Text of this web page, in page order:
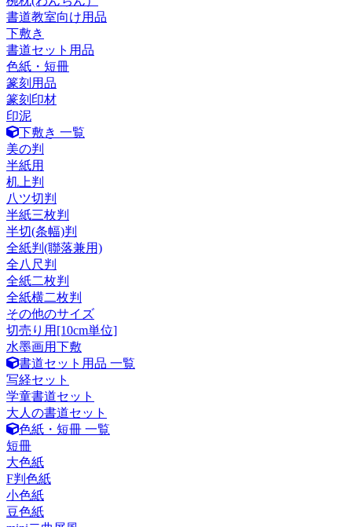
書道教室向け用品
下敷き
書道セット用品
色紙・短冊
篆刻用品
篆刻印材
印泥
下敷き 一覧
美の判
半紙用
机上判
八ツ切判
半紙三枚判
半切(条幅)判
全紙判(聯落兼用)
全八尺判
全紙二枚判
全紙横二枚判
その他のサイズ
切売り用[10cm単位]
水墨画用下敷
書道セット用品 一覧
写経セット
学童書道セット
大人の書道セット
色紙・短冊 一覧
短冊
大色紙
F判色紙
小色紙
豆色紙